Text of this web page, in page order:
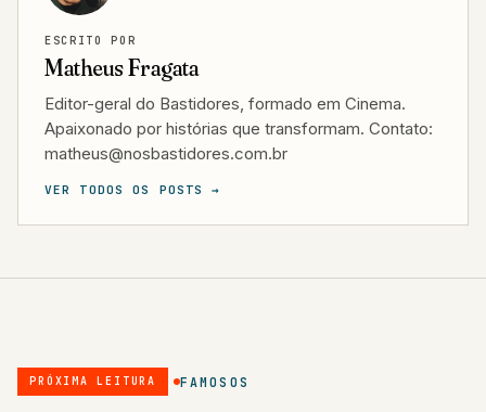
ESCRITO POR
Matheus Fragata
Editor-geral do Bastidores, formado em Cinema.
Apaixonado por histórias que transformam. Contato:
matheus@nosbastidores.com.br
VER TODOS OS POSTS →
PRÓXIMA LEITURA FAMOSOS